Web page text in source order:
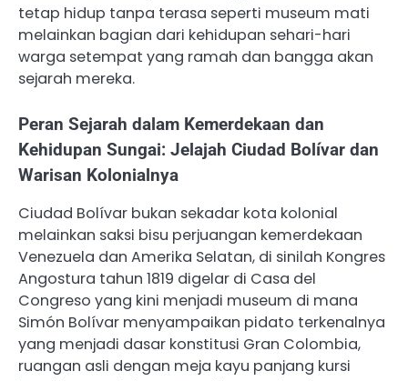
tetap hidup tanpa terasa seperti museum mati
melainkan bagian dari kehidupan sehari-hari
warga setempat yang ramah dan bangga akan
sejarah mereka.
Peran Sejarah dalam Kemerdekaan dan
Kehidupan Sungai: Jelajah Ciudad Bolívar dan
Warisan Kolonialnya
Ciudad Bolívar bukan sekadar kota kolonial
melainkan saksi bisu perjuangan kemerdekaan
Venezuela dan Amerika Selatan, di sinilah Kongres
Angostura tahun 1819 digelar di Casa del
Congreso yang kini menjadi museum di mana
Simón Bolívar menyampaikan pidato terkenalnya
yang menjadi dasar konstitusi Gran Colombia,
ruangan asli dengan meja kayu panjang kursi